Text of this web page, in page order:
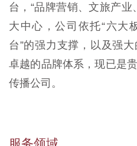
台，“品牌营销、文旅产业
大中心，公司依托“六大
台”的强力支撑，以及强
卓越的品牌体系，现已是
传播公司。
服务领域